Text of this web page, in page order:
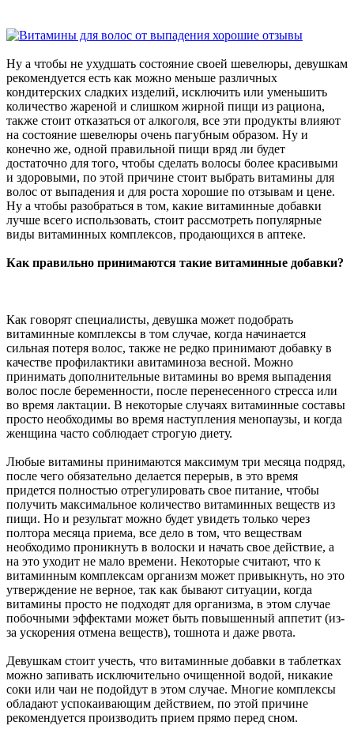
Ну а чтобы не ухудшать состояние своей шевелюры, девушкам
рекомендуется есть как можно меньше различных
кондитерских сладких изделий, исключить или уменьшить
количество жареной и слишком жирной пищи из рациона,
также стоит отказаться от алкоголя, все эти продукты влияют
на состояние шевелюры очень пагубным образом. Ну и
конечно же, одной правильной пищи вряд ли будет
достаточно для того, чтобы сделать волосы более красивыми
и здоровыми, по этой причине стоит выбрать витамины для
волос от выпадения и для роста хорошие по отзывам и цене.
Ну а чтобы разобраться в том, какие витаминные добавки
лучше всего использовать, стоит рассмотреть популярные
виды витаминных комплексов, продающихся в аптеке.
Как правильно принимаются такие витаминные добавки?
Как говорят специалисты, девушка может подобрать
витаминные комплексы в том случае, когда начинается
сильная потеря волос, также не редко принимают добавку в
качестве профилактики авитаминоза весной. Можно
принимать дополнительные витамины во время выпадения
волос после беременности, после перенесенного стресса или
во время лактации. В некоторые случаях витаминные составы
просто необходимы во время наступления менопаузы, и когда
женщина часто соблюдает строгую диету.
Любые витамины принимаются максимум три месяца подряд,
после чего обязательно делается перерыв, в это время
придется полностью отрегулировать свое питание, чтобы
получить максимальное количество витаминных веществ из
пищи. Но и результат можно будет увидеть только через
полтора месяца приема, все дело в том, что веществам
необходимо проникнуть в волоски и начать свое действие, а
на это уходит не мало времени. Некоторые считают, что к
витаминным комплексам организм может привыкнуть, но это
утверждение не верное, так как бывают ситуации, когда
витамины просто не подходят для организма, в этом случае
побочными эффектами может быть повышенный аппетит (из-
за ускорения отмена веществ), тошнота и даже рвота.
Девушкам стоит учесть, что витаминные добавки в таблетках
можно запивать исключительно очищенной водой, никакие
соки или чаи не подойдут в этом случае. Многие комплексы
обладают успокаивающим действием, по этой причине
рекомендуется производить прием прямо перед сном.